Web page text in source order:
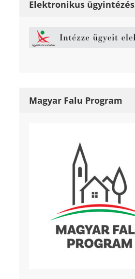
Elektronikus ügyintézés
Magyar Falu Program